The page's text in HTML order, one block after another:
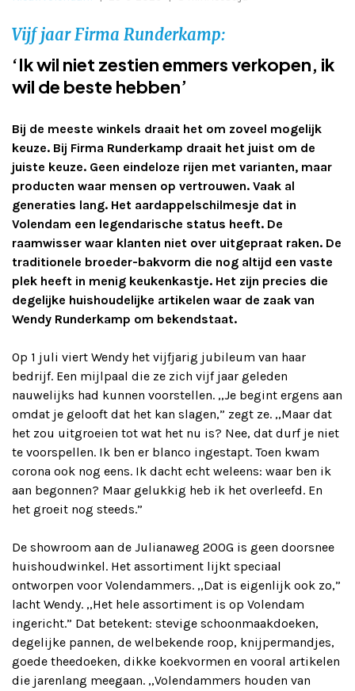
Adverteren
Adreswijziging
Vijf jaar Firma Runderkamp:
‘Ik wil niet zestien emmers verkopen, ik
wil de beste hebben’
Bij de meeste winkels draait het om zoveel mogelijk
keuze. Bij Firma Runderkamp draait het juist om de
juiste keuze. Geen eindeloze rijen met varianten, maar
producten waar mensen op vertrouwen. Vaak al
generaties lang. Het aardappelschilmesje dat in
Volendam een legendarische status heeft. De
raamwisser waar klanten niet over uitgepraat raken. De
traditionele broeder-bakvorm die nog altijd een vaste
plek heeft in menig keukenkastje. Het zijn precies die
degelijke huishoudelijke artikelen waar de zaak van
Wendy Runderkamp om bekendstaat.
Op 1 juli viert Wendy het vijfjarig jubileum van haar
bedrijf. Een mijlpaal die ze zich vijf jaar geleden
nauwelijks had kunnen voorstellen. ,,Je begint ergens aan
omdat je gelooft dat het kan slagen,” zegt ze. ,,Maar dat
het zou uitgroeien tot wat het nu is? Nee, dat durf je niet
te voorspellen. Ik ben er blanco ingestapt. Toen kwam
corona ook nog eens. Ik dacht echt weleens: waar ben ik
aan begonnen? Maar gelukkig heb ik het overleefd. En
het groeit nog steeds.”
De showroom aan de Julianaweg 200G is geen doorsnee
huishoudwinkel. Het assortiment lijkt speciaal
ontworpen voor Volendammers. ,,Dat is eigenlijk ook zo,”
lacht Wendy. ,,Het hele assortiment is op Volendam
ingericht.” Dat betekent: stevige schoonmaakdoeken,
degelijke pannen, de welbekende roop, knijpermandjes,
goede theedoeken, dikke koekvormen en vooral artikelen
die jarenlang meegaan. ,,Volendammers houden van